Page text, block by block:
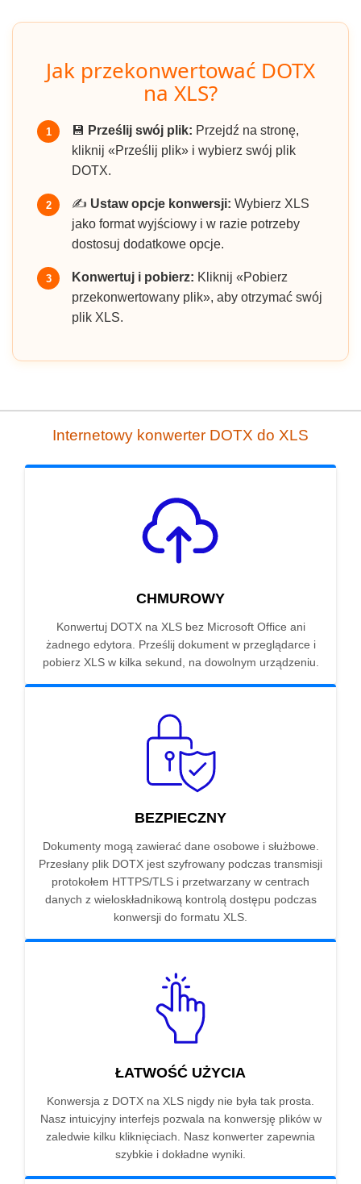
Jak przekonwertować DOTX
na XLS?
1 💾 Prześlij swój plik: Przejdź na stronę,
kliknij «Prześlij plik» i wybierz swój plik
DOTX.
2 ✍️ Ustaw opcje konwersji: Wybierz XLS
jako format wyjściowy i w razie potrzeby
dostosuj dodatkowe opcje.
3 Konwertuj i pobierz: Kliknij «Pobierz
przekonwertowany plik», aby otrzymać swój
plik XLS.
Internetowy konwerter DOTX do XLS
CHMUROWY
Konwertuj DOTX na XLS bez Microsoft Office ani
żadnego edytora. Prześlij dokument w przeglądarce i
pobierz XLS w kilka sekund, na dowolnym urządzeniu.
BEZPIECZNY
Dokumenty mogą zawierać dane osobowe i służbowe.
Przesłany plik DOTX jest szyfrowany podczas transmisji
protokołem HTTPS/TLS i przetwarzany w centrach
danych z wieloskładnikową kontrolą dostępu podczas
konwersji do formatu XLS.
ŁATWOŚĆ UŻYCIA
Konwersja z DOTX na XLS nigdy nie była tak prosta.
Nasz intuicyjny interfejs pozwala na konwersję plików w
zaledwie kilku kliknięciach. Nasz konwerter zapewnia
szybkie i dokładne wyniki.